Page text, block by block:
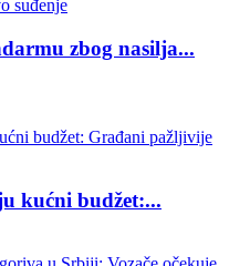
zbog nasilja...
kućni budžet:...